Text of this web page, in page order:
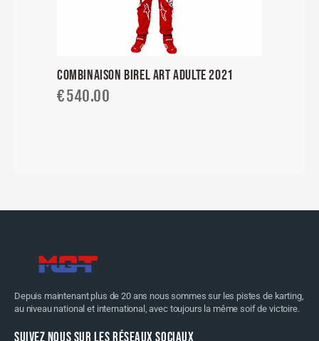
COMBINAISON BIREL ART ADULTE 2021
€540.00
Depuis maintenant plus de 20 ans nous sommes sur les pistes de karting,
au niveau national et international, avec toujours la même soif de victoire.